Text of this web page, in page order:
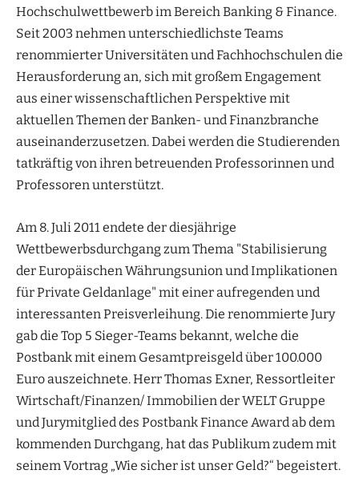
Hochschulwettbewerb im Bereich Banking & Finance.
Seit 2003 nehmen unterschiedlichste Teams
renommierter Universitäten und Fachhochschulen die
Herausforderung an, sich mit großem Engagement
aus einer wissenschaftlichen Perspektive mit
aktuellen Themen der Banken- und Finanzbranche
auseinanderzusetzen. Dabei werden die Studierenden
tatkräftig von ihren betreuenden Professorinnen und
Professoren unterstützt.
Am 8. Juli 2011 endete der diesjährige
Wettbewerbsdurchgang zum Thema "Stabilisierung
der Europäischen Währungsunion und Implikationen
für Private Geldanlage" mit einer aufregenden und
interessanten Preisverleihung. Die renommierte Jury
gab die Top 5 Sieger-Teams bekannt, welche die
Postbank mit einem Gesamtpreisgeld über 100.000
Euro auszeichnete. Herr Thomas Exner, Ressortleiter
Wirtschaft/Finanzen/ Immobilien der WELT Gruppe
und Jurymitglied des Postbank Finance Award ab dem
kommenden Durchgang, hat das Publikum zudem mit
seinem Vortrag „Wie sicher ist unser Geld?“ begeistert.